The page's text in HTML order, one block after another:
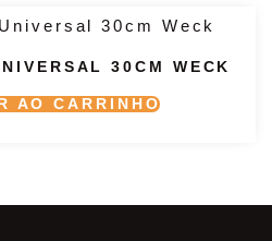
30CM WECK
AO CARRINHO